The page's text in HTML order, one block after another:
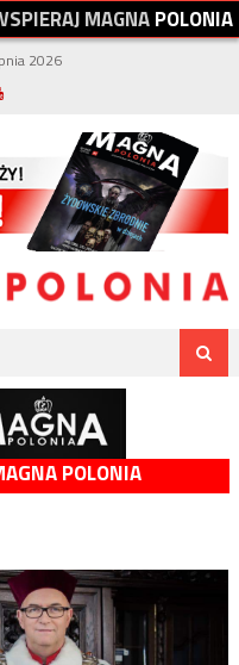
SPIERAJMAGNAPOLONIA
2026
POLONIA